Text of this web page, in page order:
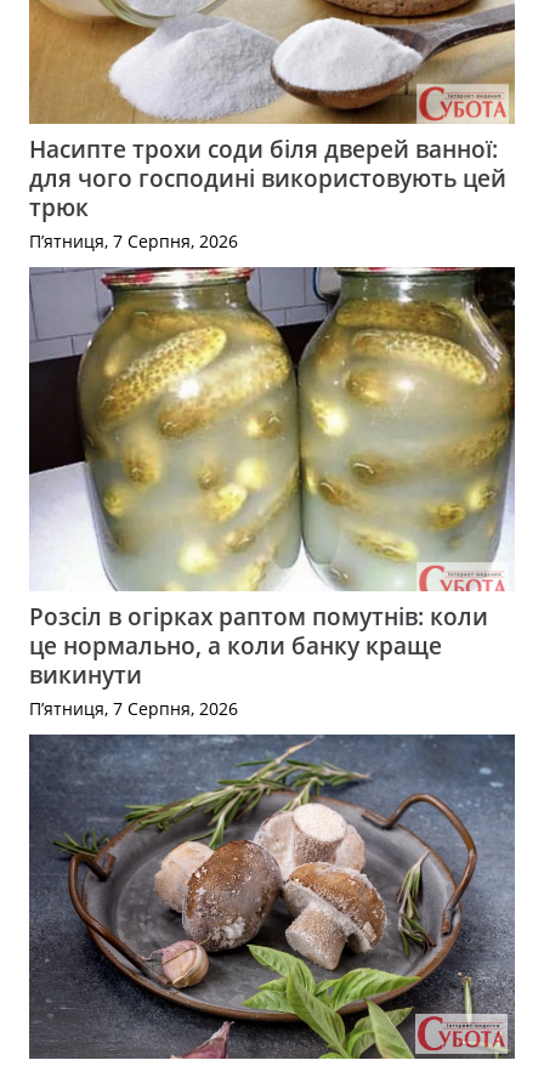
Насипте трохи соди біля дверей ванної:
для чого господині використовують цей
трюк
П’ятниця, 7 Серпня, 2026
Розсіл в огірках раптом помутнів: коли
це нормально, а коли банку краще
викинути
П’ятниця, 7 Серпня, 2026